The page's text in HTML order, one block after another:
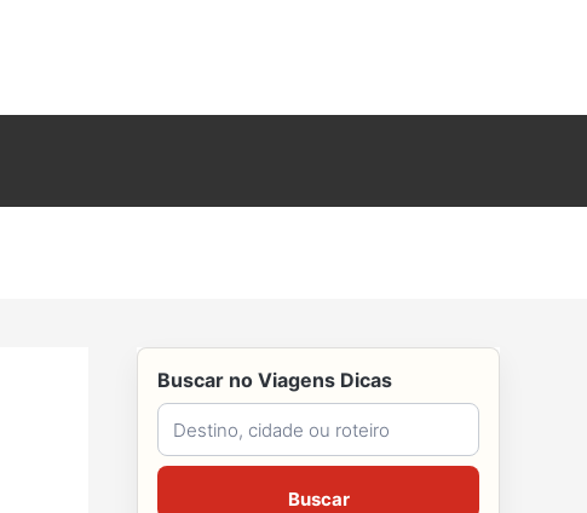
Buscar no Viagens Dicas
Buscar no Viagens Dicas
Buscar